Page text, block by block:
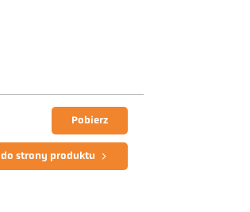
Pobierz
do strony produktu